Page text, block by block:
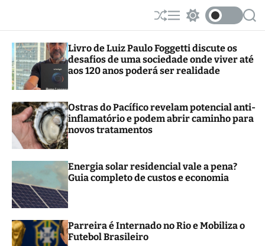
S
h
ff
l
e
M
e
u
w
t
c
h
o
r
e
S
e
c
Livro de Luiz Paulo Foggetti discute os
desafios de uma sociedade onde viver até
aos 120 anos poderá ser realidade
Ostras do Pacífico revelam potencial anti-
inflamatório e podem abrir caminho para
novos tratamentos
Energia solar residencial vale a pena?
Guia completo de custos e economia
Parreira é Internado no Rio e Mobiliza o
Futebol Brasileiro